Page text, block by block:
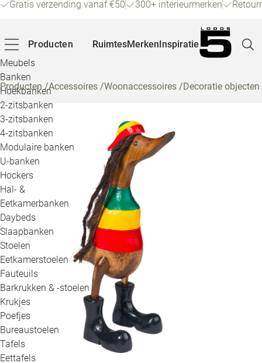
Gratis verzending vanaf €50 300+ interieurmerken
Producten
Meubels
Banken
Hoekbanken
2-zitsbanken
3-zitsbanken
4-zitsbanken
Modulaire banken
U-banken
Hockers
Hal- &
Eetkamerbanken
Daybeds
Slaapbanken
Stoelen
Eetkamerstoelen
Fauteuils
Barkrukken & -stoelen
Krukjes
Poefjes
Bureaustoelen
Tafels
Eettafels
RuimtesMerkenInspiratie
Producten/Accessoires /Woonaccessoires /Decoratie objecten